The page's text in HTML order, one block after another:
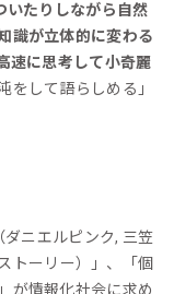
いたりしながら自然
識が立体的に変わる
速に思考して小奇麗
をして語らしめる」
ニエルピンク, 三笠
トーリー）」、「個
が情報化社会に求め